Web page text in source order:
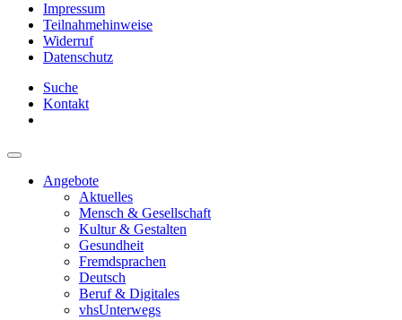
Impressum
Teilnahmehinweise
Widerruf
Datenschutz
Suche
Kontakt
Angebote
Aktuelles
Mensch & Gesellschaft
Kultur & Gestalten
Gesundheit
Fremdsprachen
Deutsch
Beruf & Digitales
vhsUnterwegs